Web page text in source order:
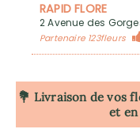
RAPID FLORE
2 Avenue des
Partenaire 123fleurs
💐 Livraison de vos
et